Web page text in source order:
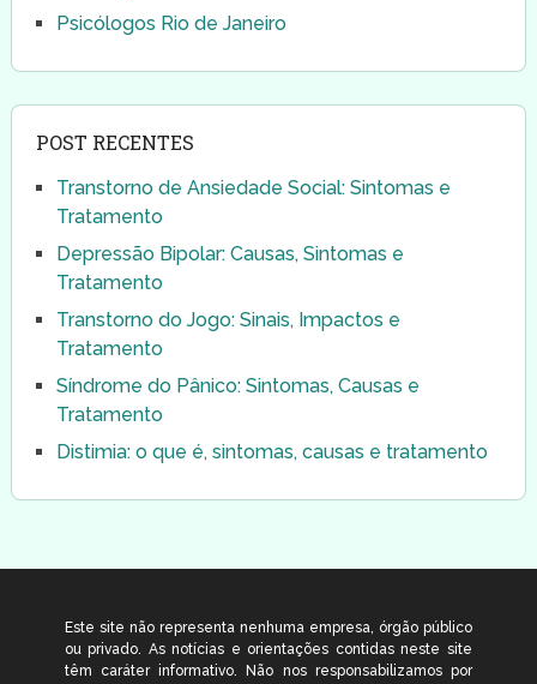
Psicólogos Rio de Janeiro
POST RECENTES
Transtorno de Ansiedade Social: Sintomas e
Tratamento
Depressão Bipolar: Causas, Sintomas e
Tratamento
Transtorno do Jogo: Sinais, Impactos e
Tratamento
Síndrome do Pânico: Sintomas, Causas e
Tratamento
Distimia: o que é, sintomas, causas e tratamento
Este site não representa nenhuma empresa, órgão público
ou privado. As notícias e orientações contidas neste site
têm caráter informativo. Não nos responsabilizamos por